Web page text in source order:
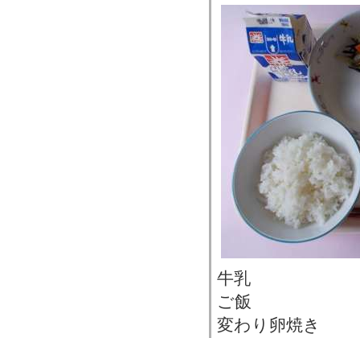
牛乳
ご飯
変わり卵焼き